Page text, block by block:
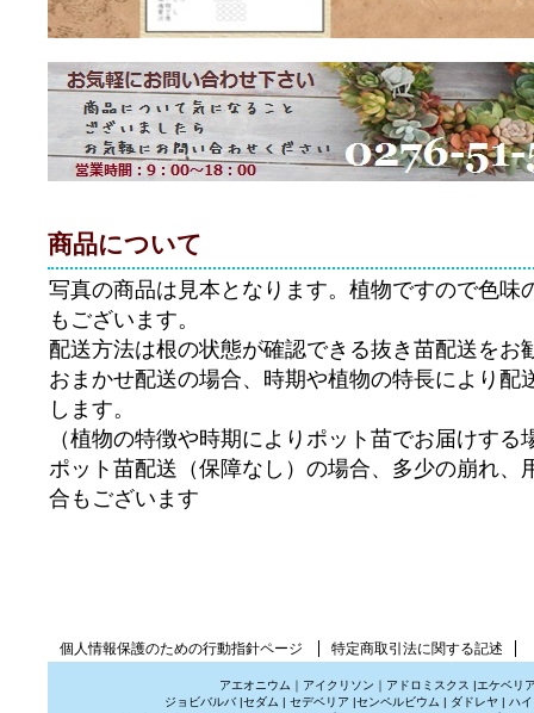
商品について
写真の商品は見本となります。植物ですので色味
もございます。
配送方法は根の状態が確認できる抜き苗配送をお
おまかせ配送の場合、時期や植物の特長により配
します。
（植物の特徴や時期によりポット苗でお届けする
ポット苗配送（保障なし）の場合、多少の崩れ、
合もございます
アエオニウム ｜ アイクリソン ｜ アドロミスクス |エケベリ
ジョビバルバ |セダム | セデベリア |センペルビウム | ダドレヤ | ハ
個人情報保護のための行動指針ページ 特定商取引法に関する記述